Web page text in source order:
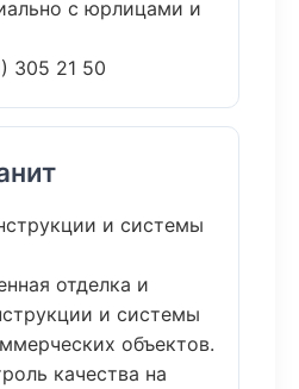
с юрлицами и
305 21 50
и системы
отделка и
и системы
объектов.
качества на